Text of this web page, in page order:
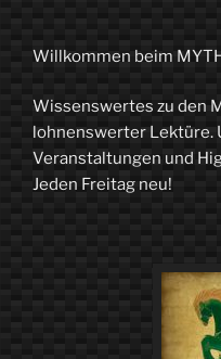
Willkommen beim
Wissenswertes zu den
lohnenswerter Lektüre.
Veranstaltungen und
Jeden Freitag neu!